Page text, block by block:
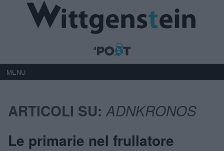
MENU
ARTICOLI SU:ADNKRONOS
Le primarie nel frullatore